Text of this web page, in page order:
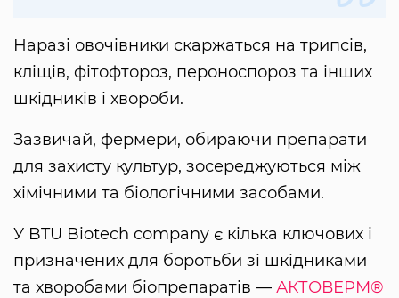
Наразі овочівники скаржаться на трипсів,
кліщів, фітофтороз, пероноспороз та інших
шкідників і хвороби.
Зазвичай, фермери, обираючи препарати
для захисту культур, зосереджуються між
хімічними та біологічними засобами.
У BTU Biotech company є кілька ключових і
призначених для боротьби зі шкідниками
та хворобами біопрепаратів — АКТОВЕРМ®